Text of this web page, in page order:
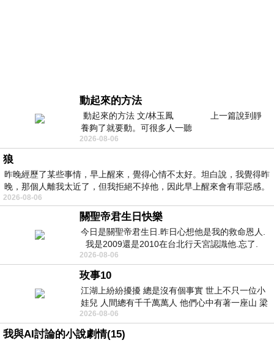
動起來的方法
動起來的方法 文/林玉鳳 上一篇說到靜
養夠了就要動。可很多人一聽
2026-08-06
狼
昨晚經歷了某些事情，早上醒來，覺得心情不太好。坦白說，我覺得昨
晚，那個人離我太近了，但我拒絕不掉他，因此早上醒來會有罪惡感。
2026-08-06
關聖帝君生日快樂
今日是關聖帝君生日.昨日心想他是我的救命恩人.
我是2009還是2010在台北行天宮認識他.忘了.
一個奇摩交友的網友學
2026-08-06
玫事10
江湖上紛紛擾擾 總是沒有個事實 世上不只一位小
娃兒 人間總有千千萬萬人 他們心中有著一座山 梁
山佛山泰華衡恆嵩 一山之高
2026-08-06
我與AI討論的小說劇情(15)